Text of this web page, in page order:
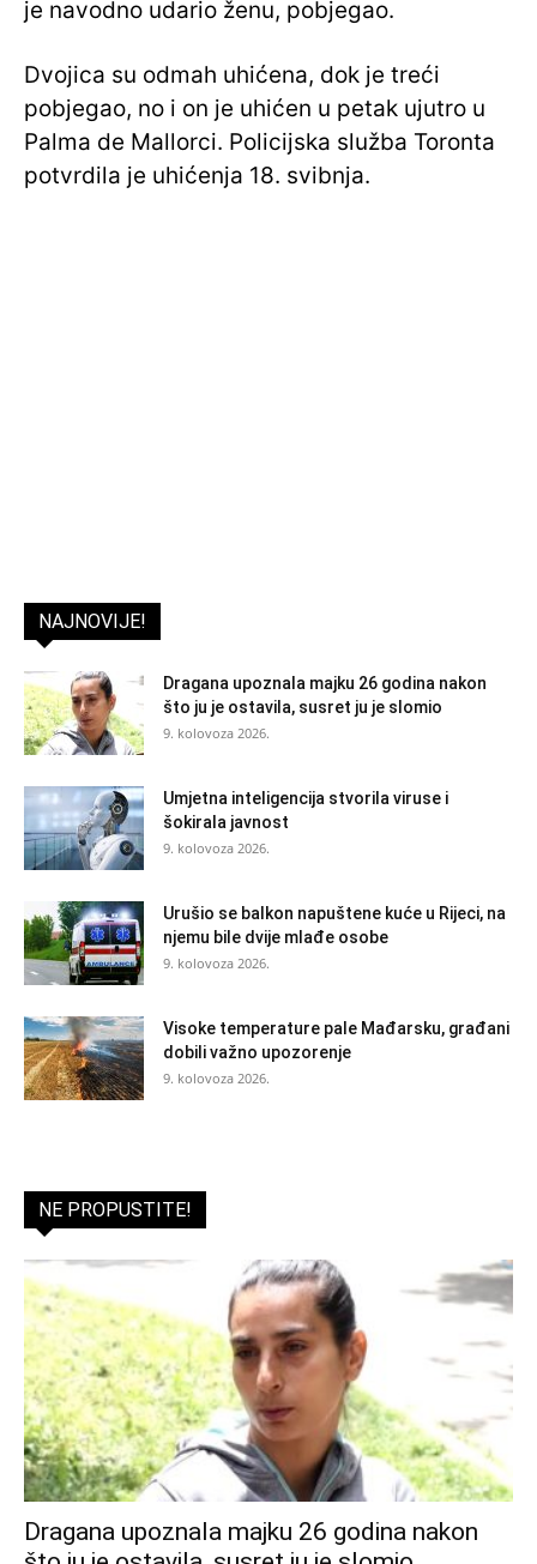
je navodno udario ženu, pobjegao.
Dvojica su odmah uhićena, dok je treći
pobjegao, no i on je uhićen u petak ujutro u
Palma de Mallorci. Policijska služba Toronta
potvrdila je uhićenja 18. svibnja.
NAJNOVIJE!
Dragana upoznala majku 26 godina nakon
što ju je ostavila, susret ju je slomio
9. kolovoza 2026.
Umjetna inteligencija stvorila viruse i
šokirala javnost
9. kolovoza 2026.
Urušio se balkon napuštene kuće u Rijeci, na
njemu bile dvije mlađe osobe
9. kolovoza 2026.
Visoke temperature pale Mađarsku, građani
dobili važno upozorenje
9. kolovoza 2026.
NE PROPUSTITE!
Dragana upoznala majku 26 godina nakon